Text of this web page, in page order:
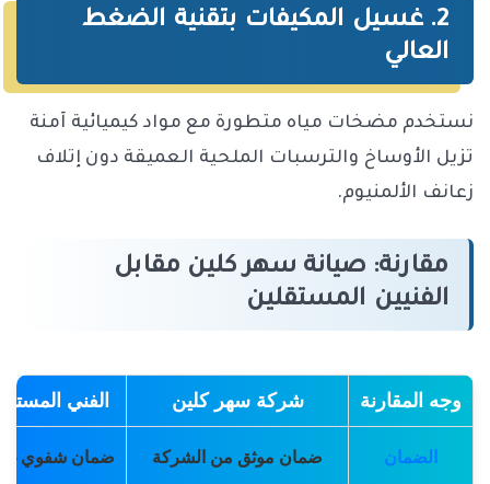
2. غسيل المكيفات بتقنية الضغط
العالي
نستخدم مضخات مياه متطورة مع مواد كيميائية آمنة
تزيل الأوساخ والترسبات الملحية العميقة دون إتلاف
زعانف الألمنيوم.
مقارنة: صيانة سهر كلين مقابل
الفنيين المستقلين
وجه المقارنة شركة سهر كلين الفني
الضمان ضمان موثق من الشركة ضمان شفوي